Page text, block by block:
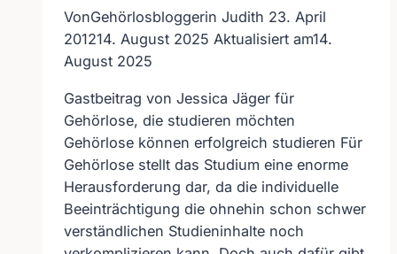
VonGehörlosbloggerin Judith 23. April
201214. August 2025 Aktualisiert am14.
August 2025
Gastbeitrag von Jessica Jäger für
Gehörlose, die studieren möchten
Gehörlose können erfolgreich studieren Für
Gehörlose stellt das Studium eine enorme
Herausforderung dar, da die individuelle
Beeinträchtigung die ohnehin schon schwer
verständlichen Studieninhalte noch